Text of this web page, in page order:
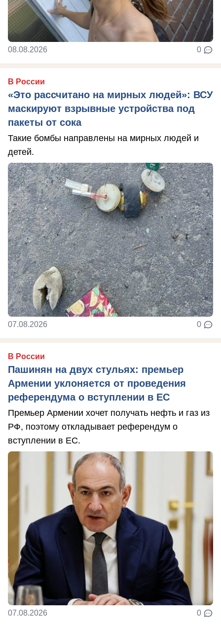
08.08.2026 0
В России
«Это рассчитано на мирных людей»: ВСУ
маскируют взрывные устройства под
пакеты от сока
Такие бомбы направлены на мирных людей и
детей.
07.08.2026 0
В России
Пашинян на двух стульях: премьер
Армении уклоняется от проведения
референдума о вступлении в ЕС
Премьер Армении хочет получать нефть и газ из
РФ, поэтому откладывает референдум о
вступлении в ЕС.
07.08.2026 0